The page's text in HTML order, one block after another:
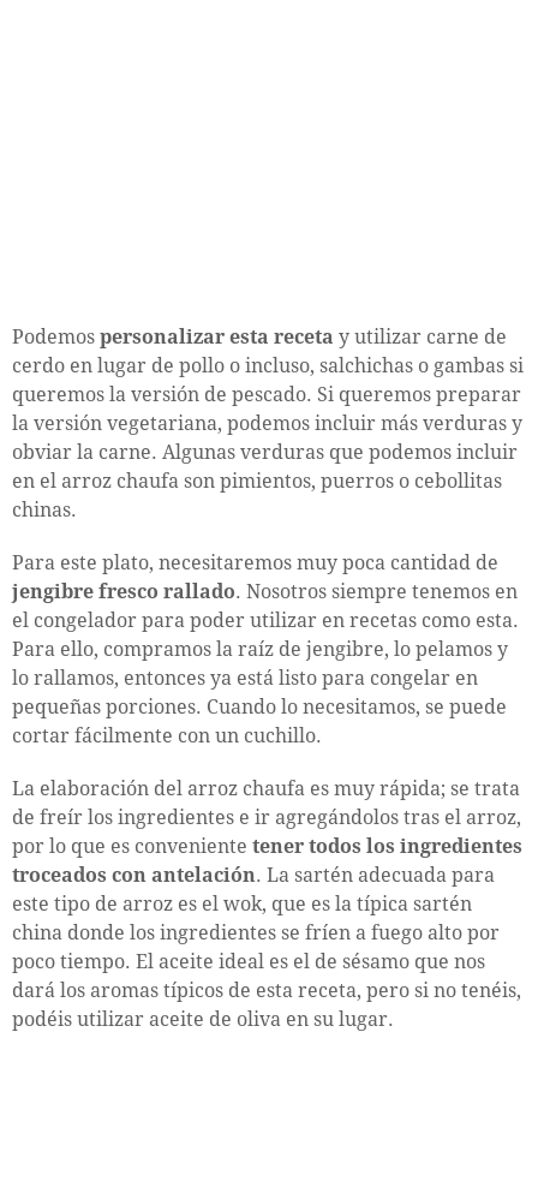
Podemos personalizar esta receta y utilizar carne de
cerdo en lugar de pollo o incluso, salchichas o gambas si
queremos la versión de pescado. Si queremos preparar
la versión vegetariana, podemos incluir más verduras y
obviar la carne. Algunas verduras que podemos incluir
en el arroz chaufa son pimientos, puerros o cebollitas
chinas.
Para este plato, necesitaremos muy poca cantidad de
jengibre fresco rallado. Nosotros siempre tenemos en
el congelador para poder utilizar en recetas como esta.
Para ello, compramos la raíz de jengibre, lo pelamos y
lo rallamos, entonces ya está listo para congelar en
pequeñas porciones. Cuando lo necesitamos, se puede
cortar fácilmente con un cuchillo.
La elaboración del arroz chaufa es muy rápida; se trata
de freír los ingredientes e ir agregándolos tras el arroz,
por lo que es conveniente tener todos los ingredientes
troceados con antelación. La sartén adecuada para
este tipo de arroz es el wok, que es la típica sartén
china donde los ingredientes se fríen a fuego alto por
poco tiempo. El aceite ideal es el de sésamo que nos
dará los aromas típicos de esta receta, pero si no tenéis,
podéis utilizar aceite de oliva en su lugar.